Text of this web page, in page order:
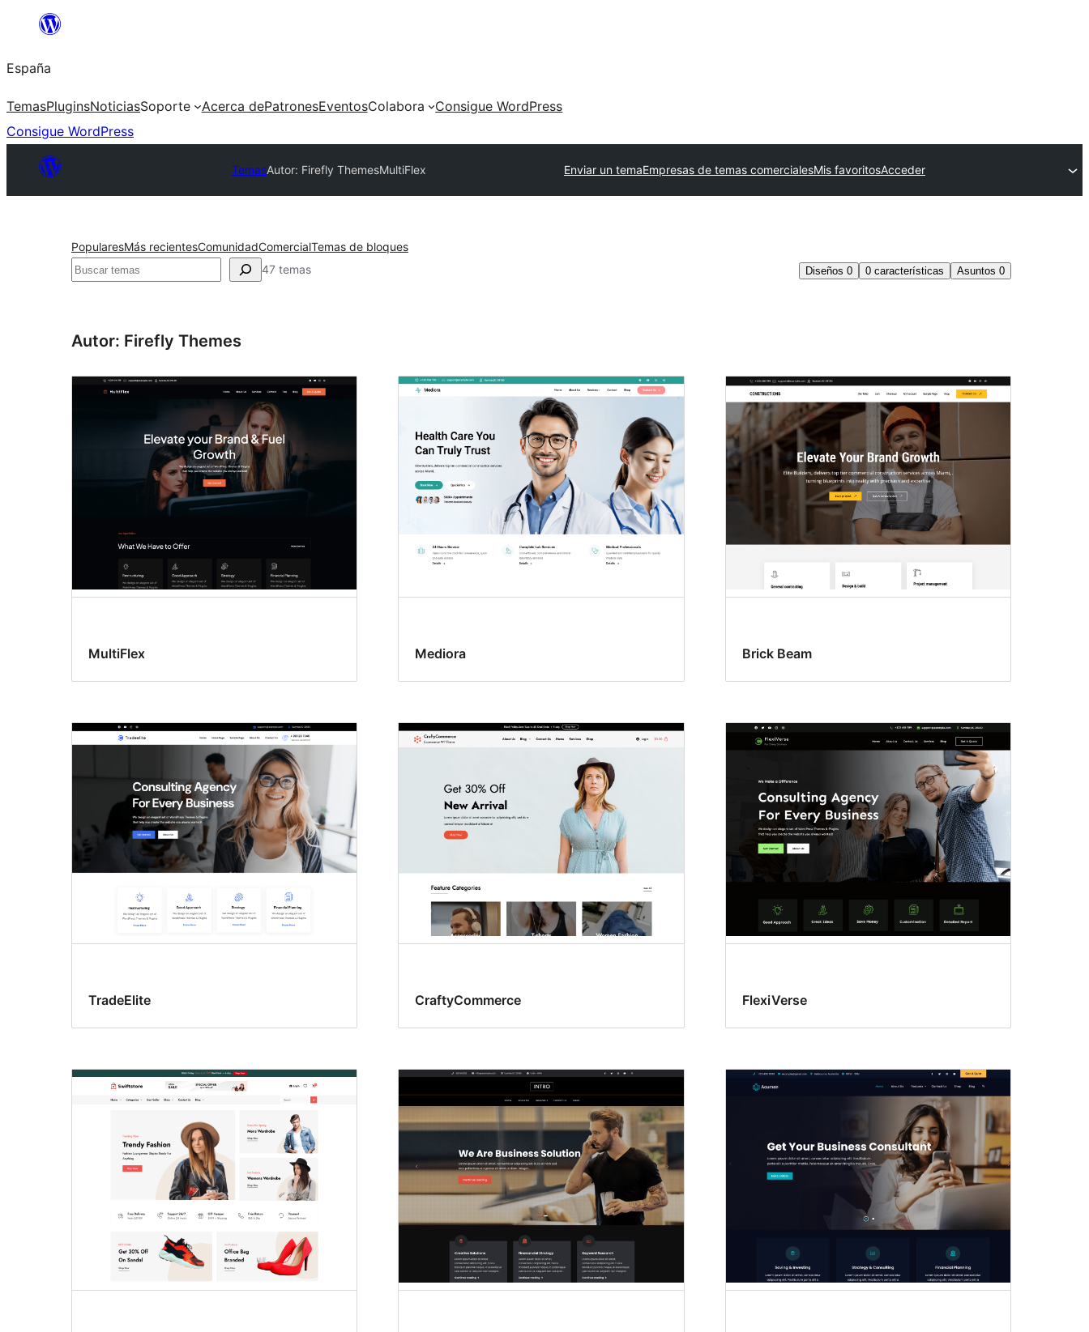
Saltar
contenido
España
TemasPluginsNoticiasSoporte Acerca dePatronesEventosColabora
Consigue WordPress
Consigue WordPress
TemasAutor: Firefly ThemesMultiFlex Enviar un temaEmpresas de temas comercialesMis favoritosAcceder
PopularesMás recientesComunidadComercialTemas de bloques
Buscar 47 temas Diseños 0 0 características Asuntos 0
Autor: Firefly Themes
MultiFlex Mediora Brick Beam
TradeElite CraftyCommerce FlexiVerse